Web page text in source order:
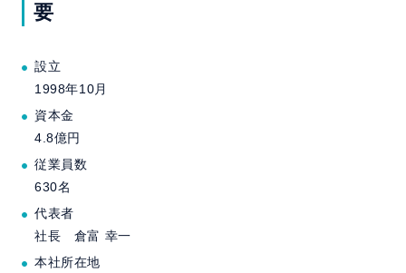
要
設立
1998年10月
資本金
4.8億円
従業員数
630名
代表者
社長 倉富 幸一
本社所在地